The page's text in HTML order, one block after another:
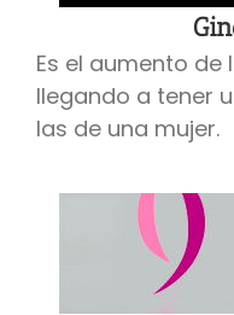
Es el aumento
llegando a tener
las de una mujer.